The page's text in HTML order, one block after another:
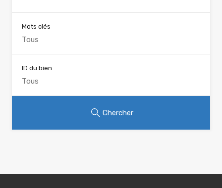
Mots clés
ID du bien
Chercher